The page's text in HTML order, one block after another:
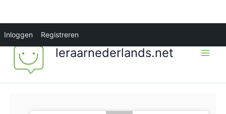
Inloggen Registreren
inhoud
leraarnederlands.net